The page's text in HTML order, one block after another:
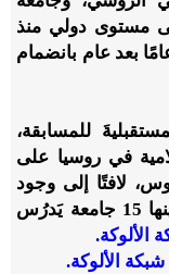
مستوى دولي منذ
بعد عام بانضمام
للمسابقة،
في روسيا على
لافتًا إلى وجود
65 مؤسسة تعليمية إسلامية في البلاد، بينها 15 جامعة يَدرُس
الألوكة.
شبكة الألوكة.